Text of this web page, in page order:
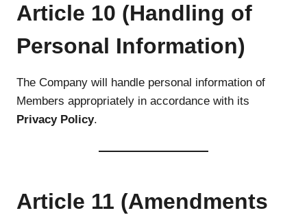
Article 10 (Handling of
Personal Information)
The Company will handle personal information of
Members appropriately in accordance with its
Privacy Policy.
Article 11 (Amendments